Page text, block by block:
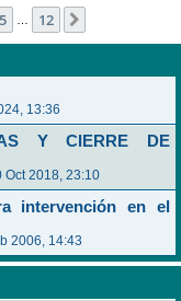
5 … 12
13:36
Y CIERRE DE
Oct 2018, 23:10
intervención en el
2006, 14:43